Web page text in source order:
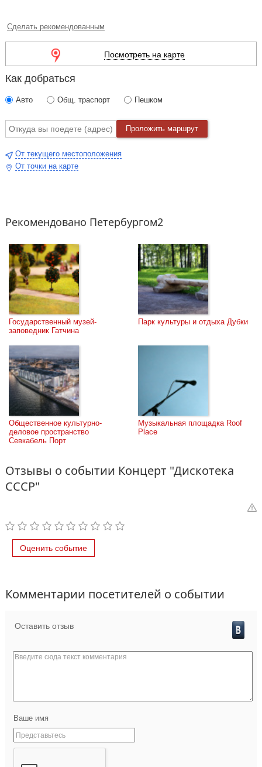
Сделать рекомендованным
Посмотреть на карте
Как добраться
Авто Общ. траспорт Пешком
Проложить маршрут
От текущего местоположения
От точки на карте
Рекомендовано Петербургом2
Государственный музей-
заповедник Гатчина
Парк культуры и отдыха Дубки
Общественное культурно-
деловое пространство
Севкабель Порт
Музыкальная площадка Roof
Place
Отзывы о событии Концерт "Дискотека
СССР"
Оценить событие
Комментарии посетителей о событии
Оставить отзыв
Ваше имя